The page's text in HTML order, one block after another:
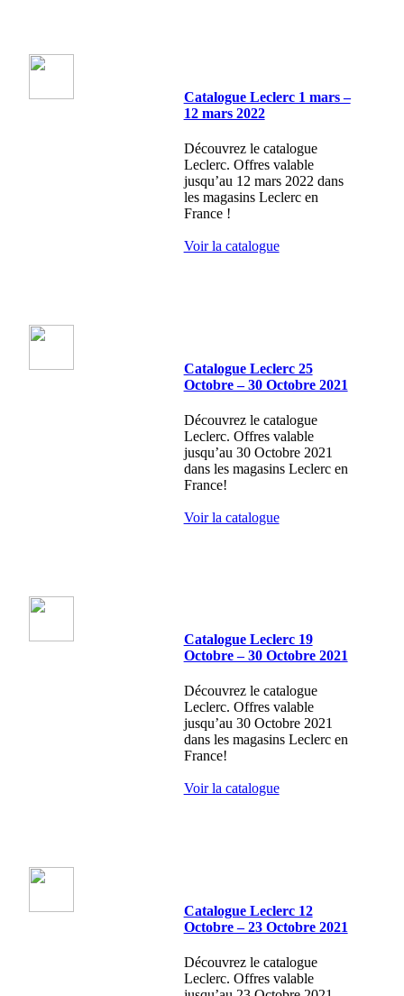
Catalogue Leclerc 1 mars –
12 mars 2022
Découvrez le catalogue
Leclerc. Offres valable
jusqu’au 12 mars 2022 dans
les magasins Leclerc en
France !
Voir la catalogue
Catalogue Leclerc 25
Octobre – 30 Octobre 2021
Découvrez le catalogue
Leclerc. Offres valable
jusqu’au 30 Octobre 2021
dans les magasins Leclerc en
France!
Voir la catalogue
Catalogue Leclerc 19
Octobre – 30 Octobre 2021
Découvrez le catalogue
Leclerc. Offres valable
jusqu’au 30 Octobre 2021
dans les magasins Leclerc en
France!
Voir la catalogue
Catalogue Leclerc 12
Octobre – 23 Octobre 2021
Découvrez le catalogue
Leclerc. Offres valable